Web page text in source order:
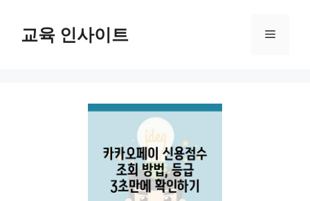
교육 인사이트 메